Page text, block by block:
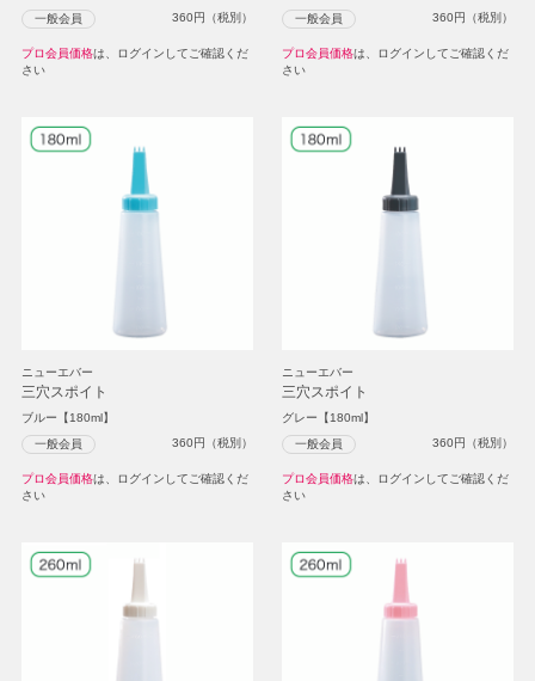
一般会員 360円（税別）
プロ会員価格は、ログインしてご確認くだ
さい
一般会員 360円（税別）
プロ会員価格は、ログインしてご確認くだ
さい
ニューエバー
三穴スポイト
ブルー【180ml】
一般会員 360円（税別）
プロ会員価格は、ログインしてご確認くだ
さい
ニューエバー
三穴スポイト
グレー【180ml】
一般会員 360円（税別）
プロ会員価格は、ログインしてご確認くだ
さい